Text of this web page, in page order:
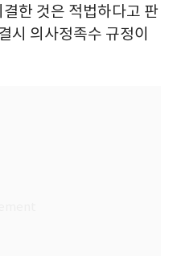
한 것은 적법하다고 판
시 의사정족수 규정이